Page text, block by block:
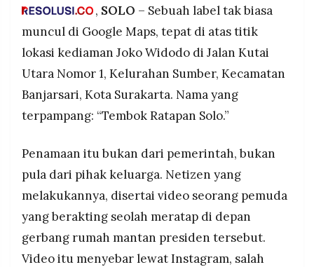
KAMI
RESOLUSI
PRAMUDITA
Resolusi.co
-
2026
Ratapan Solo" di Google Maps oleh netizen,
depan gerbang.
PSI melalui Grace Natalie menilai fenomena itu
sebagai bukti Jokowi masih dicintai rakyat,
bukan sebagai bentuk ejekan atau sindiran.
Ajudan Jokowi, AKBP Syarif Fitriansyah, mengaku
sudah mengetahui penamaan itu namun belum
dan tidak berniat meminta perubahan nama di
Google Maps.
, SOLO – Sebuah label tak biasa
muncul di Google Maps, tepat di atas titik
lokasi kediaman Joko Widodo di Jalan Kutai
Utara Nomor 1, Kelurahan Sumber, Kecamatan
Banjarsari, Kota Surakarta. Nama yang
terpampang: “Tembok Ratapan Solo.”
Penamaan itu bukan dari pemerintah, bukan
pula dari pihak keluarga. Netizen yang
melakukannya, disertai video seorang pemuda
yang berakting seolah meratap di depan
gerbang rumah mantan presiden tersebut.
Video itu menyebar lewat Instagram, salah